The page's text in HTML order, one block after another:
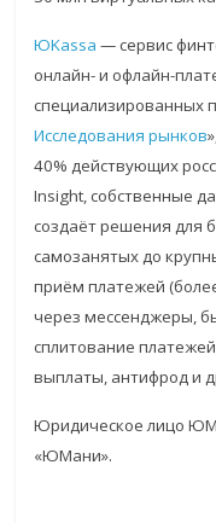
ЮKassa — сервис
онлайн- и офлайн-
специализированных
Исследования рынков
40% действующих
Insight, собственные
создаёт решения для
самозанятых до
приём платежей
через мессенджеры,
сплитование
выплаты, антифрод и
Юридическое лицо
«ЮМани».